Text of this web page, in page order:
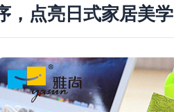
，点亮日式家居美学